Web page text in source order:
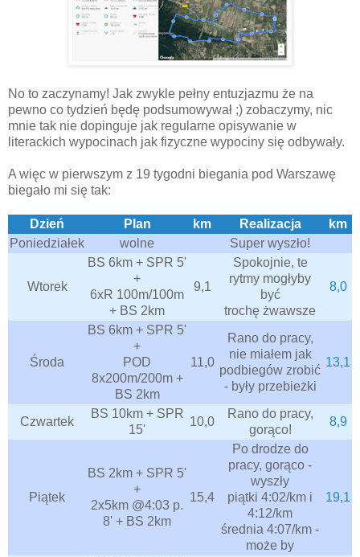
No to zaczynamy! Jak zwykle pełny entuzjazmu że na
pewno co tydzień będę podsumowywał ;) zobaczymy, nic
mnie tak nie dopinguje jak regularne opisywanie w
literackich wypocinach jak fizyczne wypociny się odbywały.
A więc w pierwszym z 19 tygodni biegania pod Warszawę
biegało mi się tak:
Dzień Plan km Realizacja
km
Poniedziałek
wolne Super wyszło!
Wtorek
BS 6km + SPR 5'
+
6xR 100m/100m
+ BS 2km
9,1
Spokojnie, te
rytmy mogłyby
być
trochę żwawsze
8,0
Środa
BS 6km + SPR 5'
+
POD
8x200m/200m +
BS 2km
11,0
Rano do pracy,
nie miałem jak
podbiegów zrobić
- były przebieżki
13,1
Czwartek
BS 10km + SPR
15'
10,0
Rano do pracy,
gorąco!
8,9
Piątek
BS 2km + SPR 5'
+
2x5km @4:03 p.
8' + BS 2km
15,4
Po drodze do
pracy, gorąco -
wyszły
piątki 4:02/km i
4:12/km
średnia 4:07/km -
może by
19,1